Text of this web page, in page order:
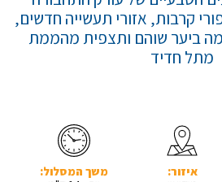
של כביש 6. סיפורי קרבות, אזורי תעשייה חדשים,
ביער שוהם ותצפית מהממת
מתל חדיד
איזור:
משך המסלול: